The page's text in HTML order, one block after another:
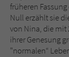
früheren
Null erzählt sie
von Nina, die mit
ihrer Genesung
"normalen“